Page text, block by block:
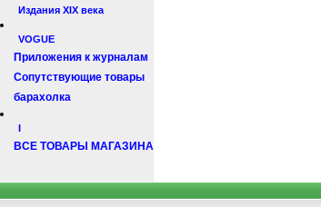
Издания XIX века
VOGUE
Приложения к журналам
Сопутствующие товары
барахолка
I
ВСЕ ТОВАРЫ МАГАЗИНА